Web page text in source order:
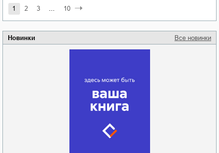
Новинки Все новинки
1 2 3 ... 10